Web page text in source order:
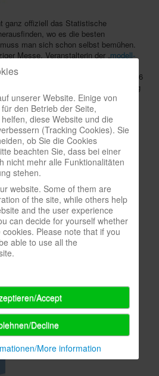
News archive
ganz offiziell das Statistische
wo es die besten
man sich schon selbst bemühen.
Messe, Veranstalterin der „ modell-
Verlag Hans im Glück und
ein Dreierteam aus jedem der 16
auf der modell-hobby-spiel in Leipzig
Bundesländer Cup“ zu sich nach
können sich alle Teams
zehn Jahre alt sind und im
die Messe kommen diese Spieler
selbst bezahlen. Zu gewinnen
nicht näher benannte Sachpreise.
mit Alters-, Wohnort- und
31.8. anu.schmitz@forum-spiel.de
unserer Website. Einige von
den Betrieb der Seite,
diese Website und die
(Tracking Cookies). Sie
ob Sie die Cookies
beachten Sie, dass bei einer
nicht mehr alle Funktionalitäten
stehen.
website. Some of them are
of the site, while others help
and the user experience
can decide for yourself whether
Please note that if you
able to use all the
Accept
Decline
More information